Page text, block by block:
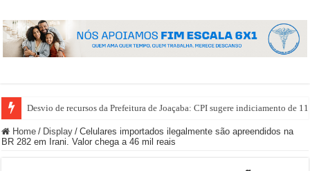
Desvio de recursos da Prefeitura de Joaçaba: CPI sugere indiciamento de 11
Home / Display / Celulares importados ilegalmente são apreendidos na
BR 282 em Irani. Valor chega a 46 mil reais